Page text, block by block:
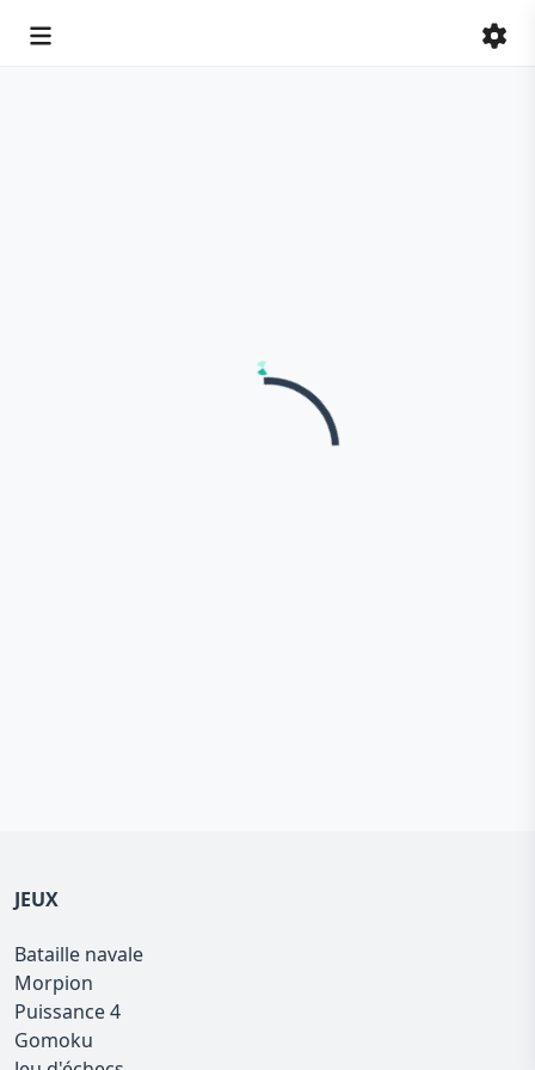
JEUX
Bataille navale
Morpion
Puissance 4
Gomoku